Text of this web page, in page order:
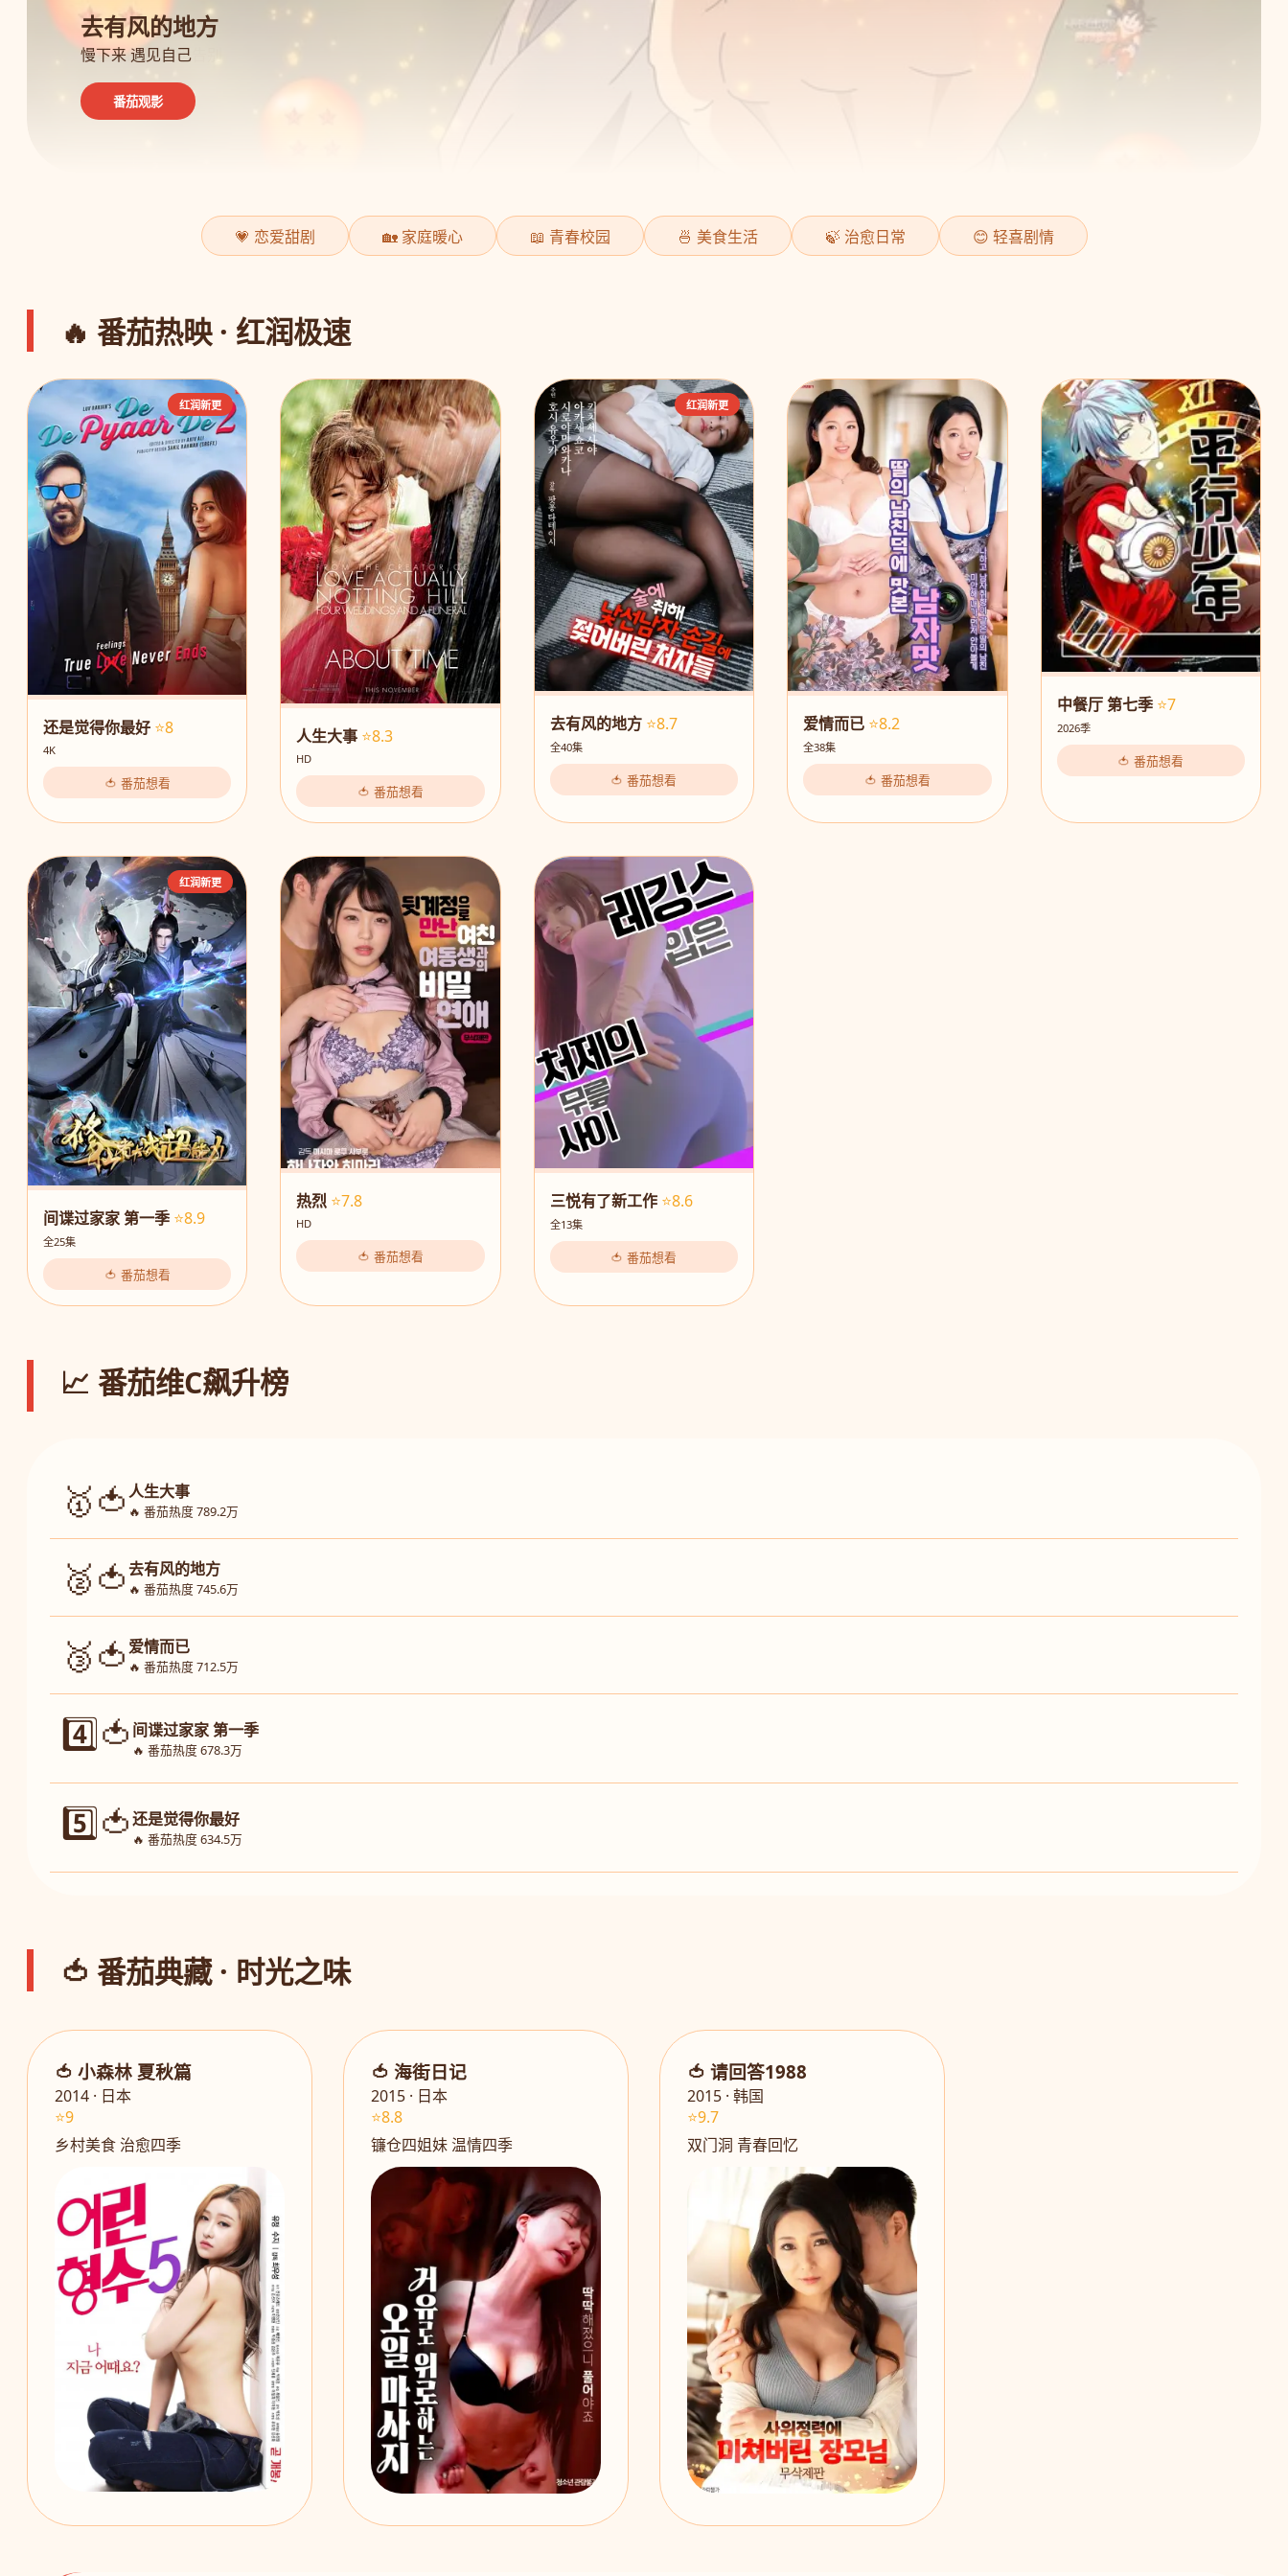
去有风的地方
慢下来 遇见自己
番茄观影
人生大事
种星星的人 温暖告别
番茄观影
间谍过家家
虚假家庭 真实温暖
番茄观影
💗 恋爱甜剧 🏡 家庭暖心 📖 青春校园 🍜 美食生活 🍃 治愈日常 😊 轻喜剧情
🔥 番茄热映 · 红润极速
红润新更
还是觉得你最好 ⭐8
4K
🍅 番茄想看
人生大事 ⭐8.3
HD
🍅 番茄想看
红润新更
去有风的地方 ⭐8.7
全40集
🍅 番茄想看
爱情而已 ⭐8.2
全38集
🍅 番茄想看
中餐厅 第七季 ⭐7
2026季
🍅 番茄想看
红润新更
间谍过家家 第一季 ⭐8.9
全25集
🍅 番茄想看
热烈 ⭐7.8
HD
🍅 番茄想看
三悦有了新工作 ⭐8.6
全13集
🍅 番茄想看
📈 番茄维C飙升榜
🥇🍅人生大事
🔥 番茄热度 789.2万
🥈🍅去有风的地方
🔥 番茄热度 745.6万
🥉🍅爱情而已
🔥 番茄热度 712.5万
4️⃣🍅 间谍过家家 第一季
🔥 番茄热度 678.3万
5️⃣🍅还是觉得你最好
🔥 番茄热度 634.5万
🍅 番茄典藏 · 时光之味
🍅 小森林 夏秋篇
2014 · 日本
⭐9
乡村美食 治愈四季
🍅 海街日记
2015 · 日本
⭐8.8
镰仓四姐妹 温情四季
🍅 请回答1988
2015 · 韩国
⭐9.7
双门洞 青春回忆